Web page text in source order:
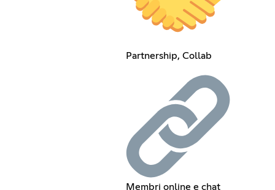
Partnership, Collab
Membri online e chat